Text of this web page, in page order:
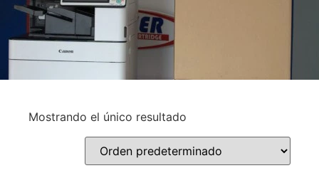
Mostrando el único resultado